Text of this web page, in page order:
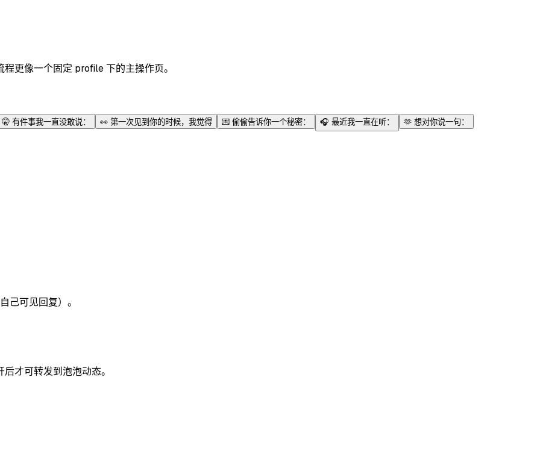
更像一个固定 profile 下的主操作页。
🤫 有件事我一直没敢说： 👀 第一次见到你的时候，我觉得 💌 偷偷告诉你一个秘密： 🎧 最近我一直在听： 🫶 想对你说一句：
己可见回复）。
才可转发到泡泡动态。